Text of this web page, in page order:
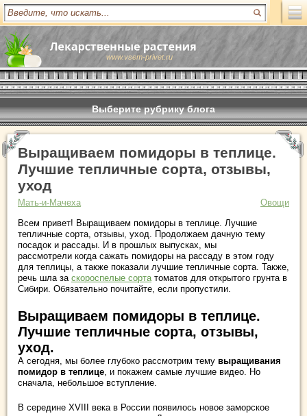
www.vsem-privet.ru
Выберите рубрику блога
Выращиваем помидоры в теплице.
Лучшие тепличные сорта, отзывы,
уход
Мать-и-Мачеха
Овощи
Всем привет! Выращиваем помидоры в теплице. Лучшие
тепличные сорта, отзывы, уход. Продолжаем дачную тему
посадок и рассады. И в прошлых выпусках, мы
рассмотрели когда сажать помидоры на рассаду в этом году
для теплицы, а также показали лучшие тепличные сорта. Также,
речь шла за скороспелые сортатоматов для открытого грунта в
Сибири. Обязательно почитайте, если пропустили.
Выращиваем помидоры в теплице.
Лучшие тепличные сорта, отзывы,
уход.
А сегодня, мы более глубоко рассмотрим тему выращивания
помидор в теплице, и покажем самые лучшие видео. Но
сначала, небольшое вступление.
В середине XVIII века в России появилось новое заморское